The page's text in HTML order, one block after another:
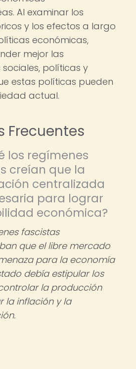
Al examinar los
y los efectos a largo
económicas,
mejor las
políticas y
estas políticas pueden
actual.
Frecuentes
los regímenes
creían que la
centralizada
para lograr
económica?
fascistas
que el libre mercado
para la economía
debía estipular los
la producción
la inflación y la